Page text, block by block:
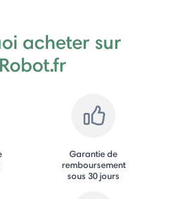
acheter sur
Garantie de
remboursement
sous 30 jours